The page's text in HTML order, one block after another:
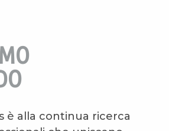
è alla continua ricerca